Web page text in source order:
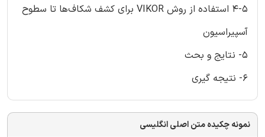
4-5 استفاده از روش VIKOR برای کشف شکاف‌ها تا سطوح
آسپیراسیون
5- نتایج و بحث
6- نتیجه گیری
نمونه چکیده متن اصلی انگلیسی